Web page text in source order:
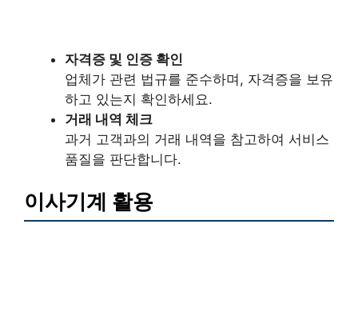
자격증 및 인증 확인
업체가 관련 법규를 준수하며, 자격증을 보유
하고 있는지 확인하세요.
거래 내역 체크
과거 고객과의 거래 내역을 참고하여 서비스
품질을 판단합니다.
이사기계 활용